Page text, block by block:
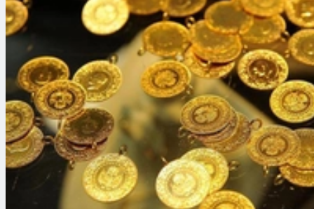
Şu An Okunan
Altın Piyasasında Fed Baskısı: Fiyatlar Geri Çekiliyor
Piyasalar
ALTIN